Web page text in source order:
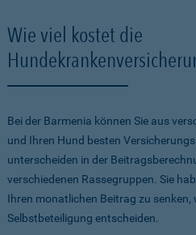
Wie viel kostet die
Bei der Barmenia können Sie aus
und Ihren Hund besten
unterscheiden in der
verschiedenen Rassegruppen. Sie
Ihren monatlichen Beitrag zu senken,
Selbstbeteiligung entscheiden.